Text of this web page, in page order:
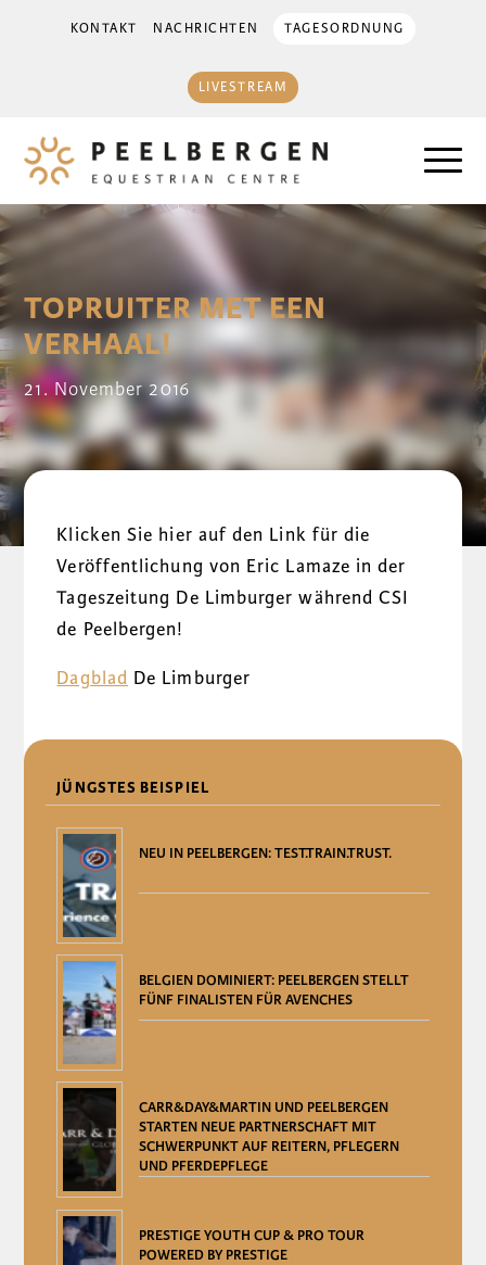
KONTAKT NACHRICHTEN TAGESORDNUNG
LIVESTREAM
TOPRUITER MET EEN
VERHAAL!
21. November 2016
Klicken Sie hier auf den Link für die
Veröffentlichung von Eric Lamaze in der
Tageszeitung De Limburger während CSI
de Peelbergen!
Dagblad De Limburger
JÜNGSTES BEISPIEL
NEU IN PEELBERGEN: TEST.TRAIN.TRUST.
BELGIEN DOMINIERT: PEELBERGEN STELLT
FÜNF FINALISTEN FÜR AVENCHES
CARR&DAY&MARTIN UND PEELBERGEN
STARTEN NEUE PARTNERSCHAFT MIT
SCHWERPUNKT AUF REITERN, PFLEGERN
UND PFERDEPFLEGE
PRESTIGE YOUTH CUP & PRO TOUR
POWERED BY PRESTIGE